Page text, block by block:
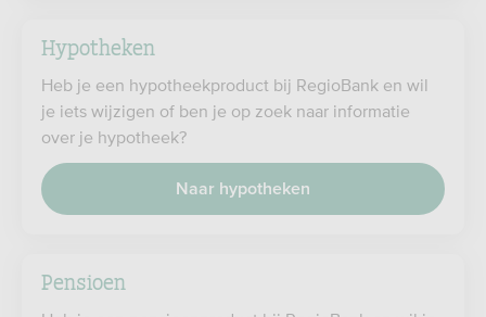
Hypotheken
Heb je een hypotheekproduct bij RegioBank en wil
je iets wijzigen of ben je op zoek naar informatie
over je hypotheek?
Naar hypotheken
Pensioen